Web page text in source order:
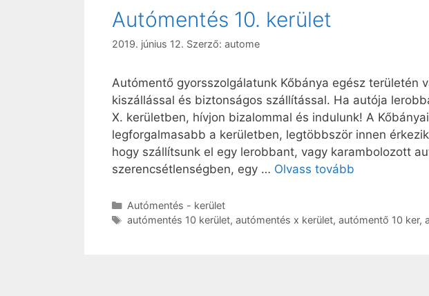
Autómentés 10. kerület
2019. június 12. Szerző: autome
Autómentő gyorsszolgálatunk Kőbánya egész területén
kiszállással és biztonságos szállítással. Ha autója
X. kerületben, hívjon bizalommal és indulunk! A
legforgalmasabb a kerületben, legtöbbször innen
hogy szállítsunk el egy lerobbant, vagy karambolozott
szerencsétlenségben, egy … Olvass tovább
Autómentés - kerület
autómentés 10 kerület, autómentés x kerület, autómentő 10 ker,